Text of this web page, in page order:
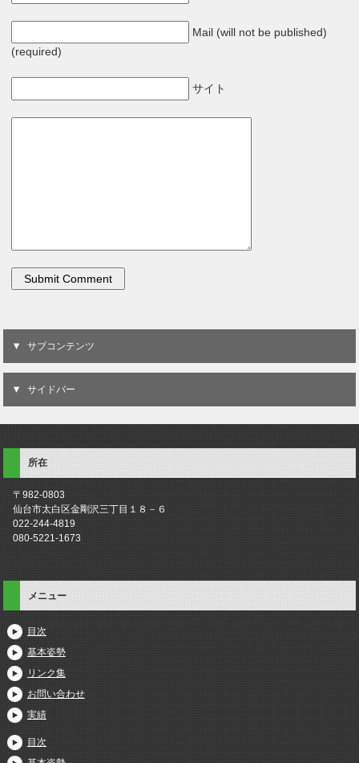
Mail (will not be published)
(required)
サイト
サブコンテンツ
サイドバー
所在
〒982-0803
仙台市太白区金剛沢三丁目１８－６
022-244-4819
080-5221-1673
メニュー
目次
基本姿勢
リンク集
お問い合わせ
実績
目次